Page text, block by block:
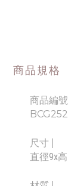
商品規格
商品編號
尺寸
直徑9x高